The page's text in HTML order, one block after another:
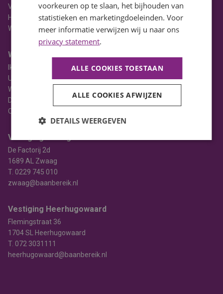
Vacatures in Noord-Holland
HBO Vacatures
WO Vacatures
Werkgever
Ik heb een vacature
Uitzenden
Werving & selectie
Detacheren
Opleiden
Vestiging Zwaag
De Factorij 2d
1689 AL Zwaag
T. 0229 745 010
zwaag@baanbereik.nl
Vestiging Heerhugowaard
Flemingstraat 36
1704 SL Heerhugowaard
T. 072 3031111
heerhugowaard@baanbereik.nl
voorkeuren op te slaan, het bijhouden van
statistieken en marketingdoeleinden. Voor
meer informatie verwijzen wij u naar ons
privacy statement.
ALLE COOKIES TOESTAAN
ALLE COOKIES AFWIJZEN
DETAILS WEERGEVEN